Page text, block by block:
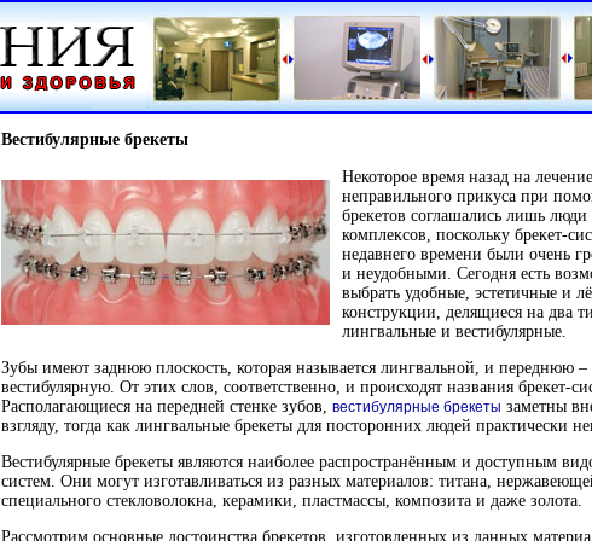
Вестибулярные брекеты
Некоторое время назад на лечение
неправильного прикуса при
брекетов соглашались лишь люди
комплексов, поскольку брекет-
недавнего времени были очень
и неудобными. Сегодня есть
выбрать удобные, эстетичные и
конструкции, делящиеся на два
лингвальные и вестибулярные.
Зубы имеют заднюю плоскость, которая называется лингвальной, и переднюю –
вестибулярную. От этих слов, соответственно, и происходят названия брекет-
Располагающиеся на передней стенке зубов, вестибулярные брекеты заметны
взгляду, тогда как лингвальные брекеты для посторонних людей практически
Вестибулярные брекеты являются наиболее распространённым и доступным
систем. Они могут изготавливаться из разных материалов: титана,
специального стекловолокна, керамики, пластмассы, композита и даже золота.
Рассмотрим основные достоинства брекетов, изготовленных из данных